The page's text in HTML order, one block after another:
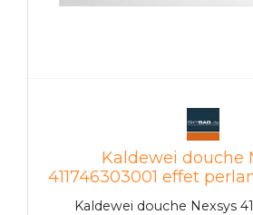
Kaldewei douche
411746303001 effet
120 x 2,2 cm, au
Kaldewei douche Nexsys